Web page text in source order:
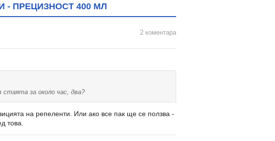
ПРЕЦИЗНОСТ 400 МЛ
2 коментара
стаята за около час, два?
на репеленти. Или ако все пак ще се ползва -
това.